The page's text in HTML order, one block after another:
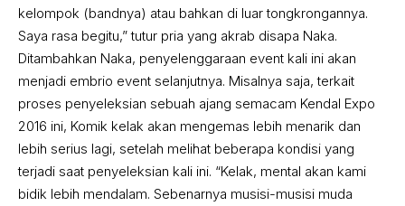
kelompok (bandnya) atau bahkan di luar tongkrongannya.
Saya rasa begitu,” tutur pria yang akrab disapa Naka.
Ditambahkan Naka, penyelenggaraan event kali ini akan
menjadi embrio event selanjutnya. Misalnya saja, terkait
proses penyeleksian sebuah ajang semacam Kendal Expo
2016 ini, Komik kelak akan mengemas lebih menarik dan
lebih serius lagi, setelah melihat beberapa kondisi yang
terjadi saat penyeleksian kali ini. “Kelak, mental akan kami
bidik lebih mendalam. Sebenarnya musisi-musisi muda